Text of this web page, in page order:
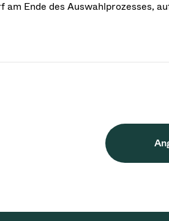
Ende des Auswahlprozesses,